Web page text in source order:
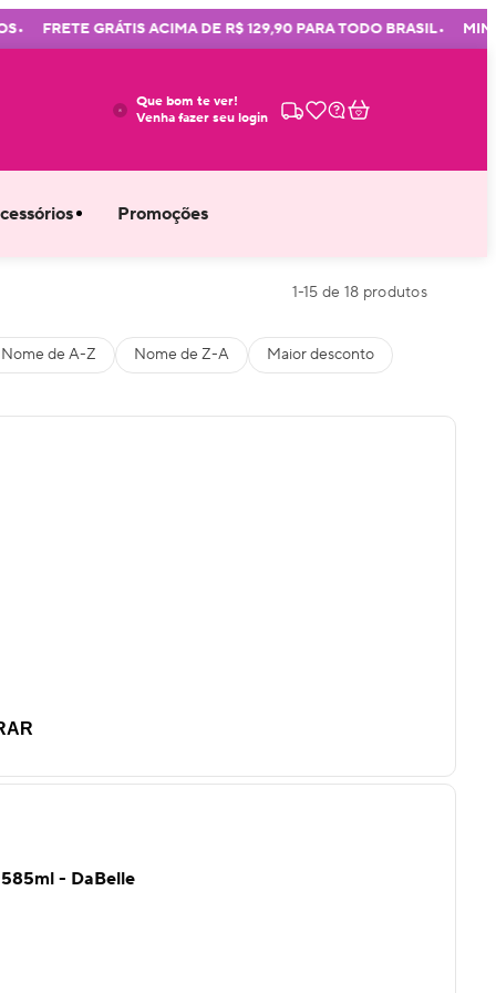
FRETE GRÁTIS ACIMA DE R$ 129,90 PARA TODO BRASIL• MIMOS
Que bom te ver!
Venha fazer seu login
Promoções
1-15 de 18 produtos
Nome de A-Z Nome de Z-A Maior desconto
- DaBelle